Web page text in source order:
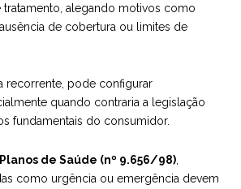
tratamento, alegando motivos como
de cobertura ou limites de
recorrente, pode configurar
quando contraria a legislação
fundamentais do consumidor.
de Saúde (nº 9.656/98)
como urgência ou emergência devem